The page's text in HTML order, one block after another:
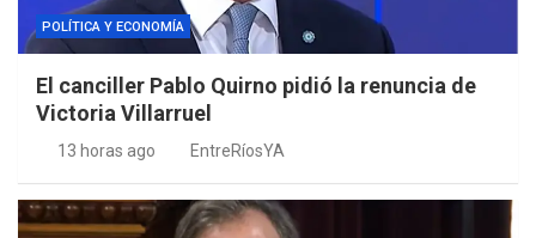
POLÍTICA Y ECONOMÍA
El canciller Pablo Quirno pidió la renuncia de
Victoria Villarruel
13 horas ago EntreRíosYA